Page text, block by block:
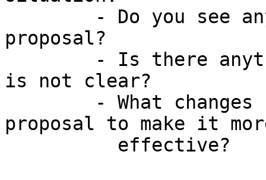
proposal?
is not clear?
proposal to make it